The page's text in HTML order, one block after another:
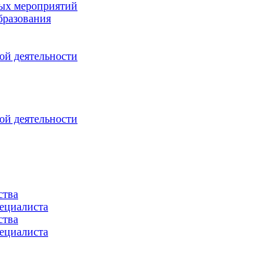
мероприятий
деятельности
деятельности